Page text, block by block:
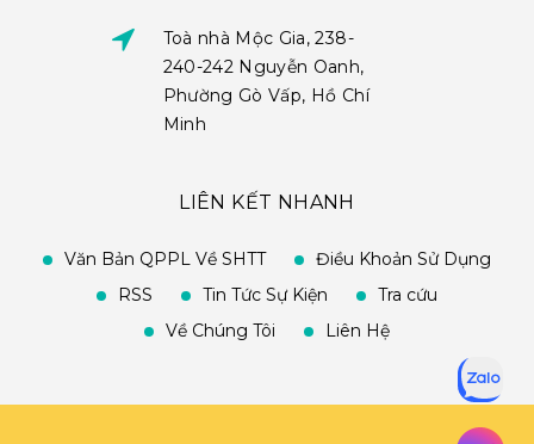
Toà nhà Mộc Gia, 238-
240-242 Nguyễn Oanh,
Phường Gò Vấp, Hồ Chí
Minh
LIÊN KẾT NHANH
Văn Bản QPPL Về SHTT
Điều Khoản Sử Dụng
RSS
Tin Tức Sự Kiện
Tra cứu
Về Chúng Tôi
Liên Hệ